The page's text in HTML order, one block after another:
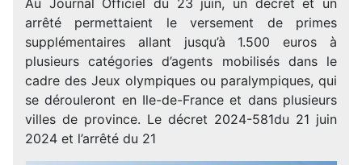
arrêté permettaient le versement de primes
supplémentaires allant jusqu’à 1.500 euros à
plusieurs catégories d’agents mobilisés dans le
cadre des Jeux olympiques ou paralympiques, qui
se dérouleront en Ile-de-France et dans plusieurs
villes de province. Le décret 2024-581du 21 juin
2024 et l’arrêté du 21